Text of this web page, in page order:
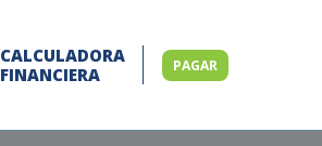
CALCULADORA
FINANCIERA
PAGAR